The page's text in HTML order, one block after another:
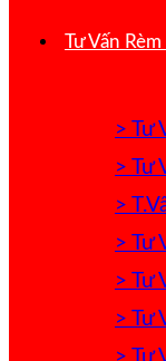
Tư Vấn
> Tư
> Tư
>
> Tư
> Tư
> Tư